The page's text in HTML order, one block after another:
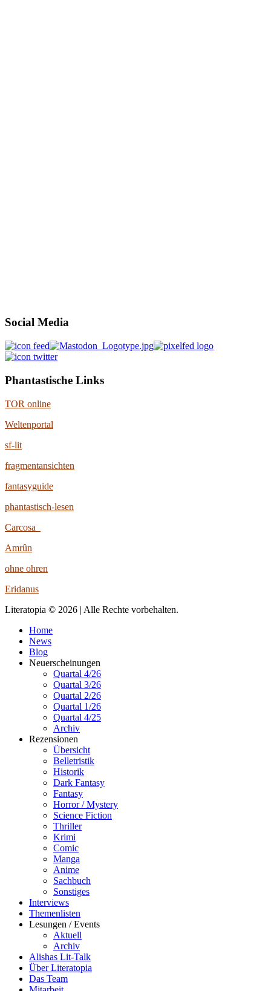
Social Media
Phantastische Links
TOR online
Weltenportal
sf-lit
fragmentansichten
fantasyguide
phantastisch-lesen
Carcosa
Amrûn
ohne ohren
Eridanus
Literatopia © 2026 | Alle Rechte vorbehalten.
Home
News
Blog
Neuerscheinungen
Quartal 4/26
Quartal 3/26
Quartal 2/26
Quartal 1/26
Quartal 4/25
Archiv
Rezensionen
Übersicht
Belletristik
Historik
Dark Fantasy
Fantasy
Horror / Mystery
Science Fiction
Thriller
Krimi
Comic
Manga
Anime
Sachbuch
Sonstiges
Interviews
Themenlisten
Lesungen / Events
Aktuell
Archiv
Alishas Lit-Talk
Über Literatopia
Das Team